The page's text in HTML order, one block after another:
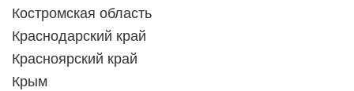
Костромская область
Краснодарский край
Красноярский край
Крым